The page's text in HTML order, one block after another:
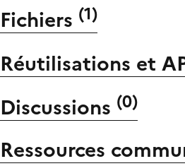
Fichiers (1)
Réutilisations et
Discussions (0)
Ressources